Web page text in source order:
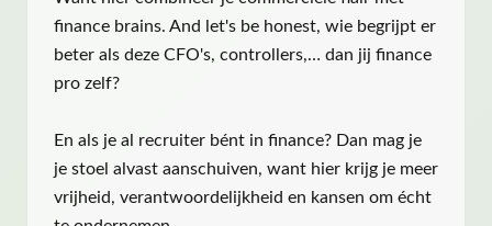
finance brains. And let's be honest, wie begrijpt er
beter als deze CFO's, controllers,… dan jij finance
pro zelf?
En als je al recruiter bént in finance? Dan mag je
je stoel alvast aanschuiven, want hier krijg je meer
vrijheid, verantwoordelijkheid en kansen om écht